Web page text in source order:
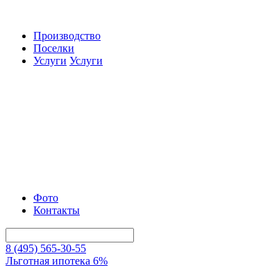
Производство
Поселки
Услуги Услуги
Фото
Контакты
8 (495) 565-30-55
Льготная ипотека 6%